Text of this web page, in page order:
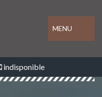
MENU
indisponible